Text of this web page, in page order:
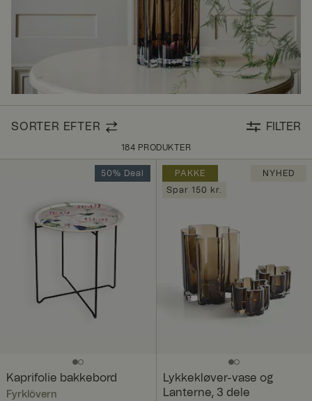
184 PRODUKTER
SORTER EFTER FILTER
50% Deal
Kaprifolie bakkebord
Fyrklövern
PAKKE
Spar 150 kr.
NYHED
Lykkekløver-vase og
Lanterne, 3 dele